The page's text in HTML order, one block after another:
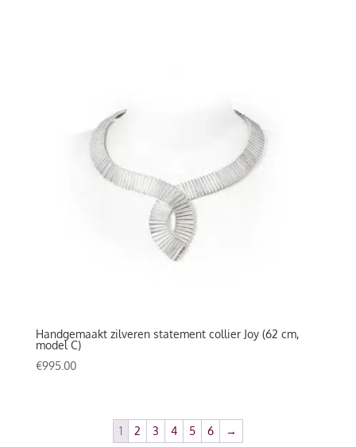
Handgemaakt zilveren statement collier Joy (62 cm,
model C)
€995.00
1 2 3 4 5 6 →